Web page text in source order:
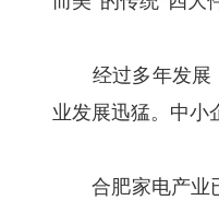
经过多年发展，
业发展迅猛。中小
合肥家电产业已